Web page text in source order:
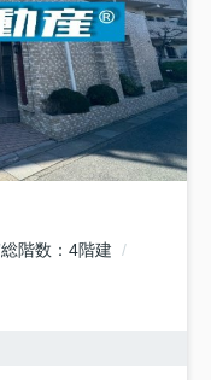
総階数
4階建